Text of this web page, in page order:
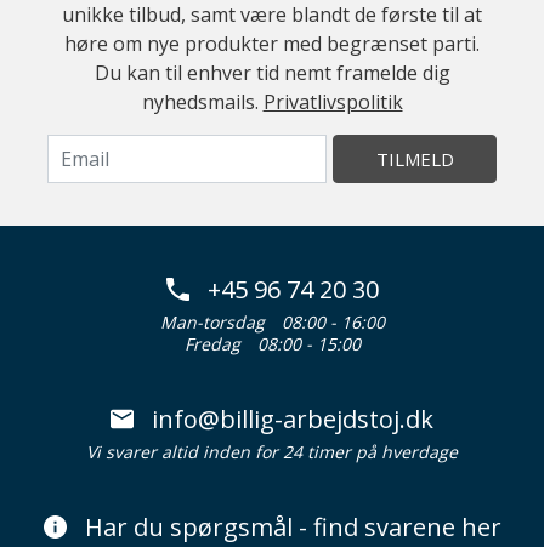
unikke tilbud, samt være blandt de første til at
høre om nye produkter med begrænset parti.
Du kan til enhver tid nemt framelde dig
nyhedsmails. Privatlivspolitik
TILMELD
+45 96 74 20 30
Man-torsdag
08:00 - 16:00
Fredag
08:00 - 15:00
info@billig-arbejdstoj.dk
Vi svarer altid inden for 24 timer på hverdage
Har du spørgsmål - find svarene her